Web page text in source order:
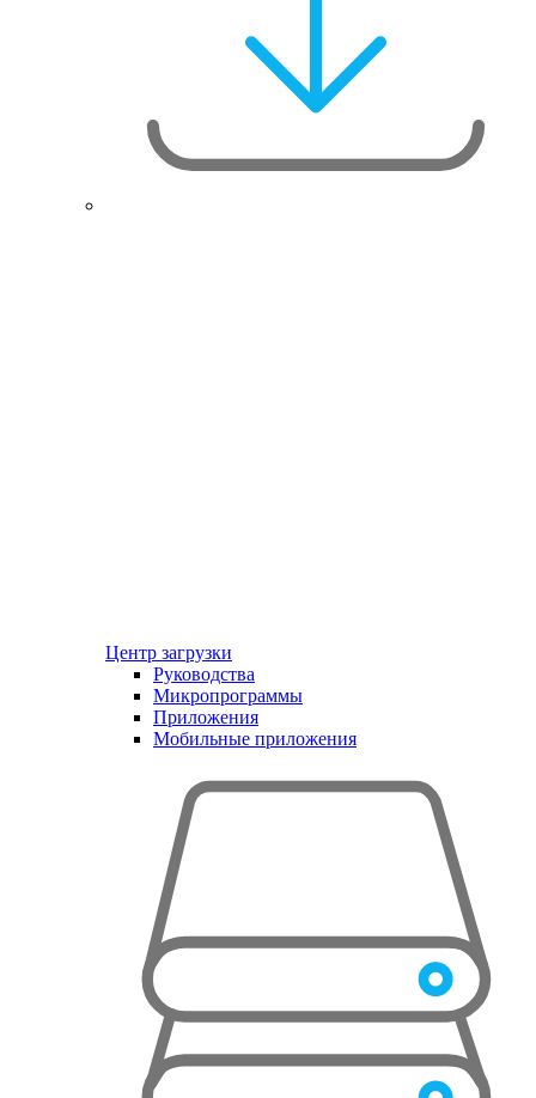
Центр загрузки
Руководства
Микропрограммы
Приложения
Мобильные приложения